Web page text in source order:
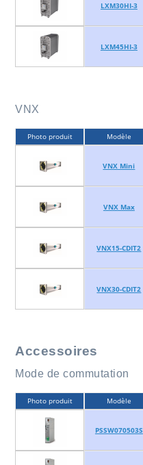
LXM30HI-3
LXM45HI-3
VNX
Photo produit Modèle
VNX Mini
VNX Max
VNX15-CDIT2
VNX30-CDIT2
Accessoires
Mode de commutation
Photo produit Modèle
PSSW070503S